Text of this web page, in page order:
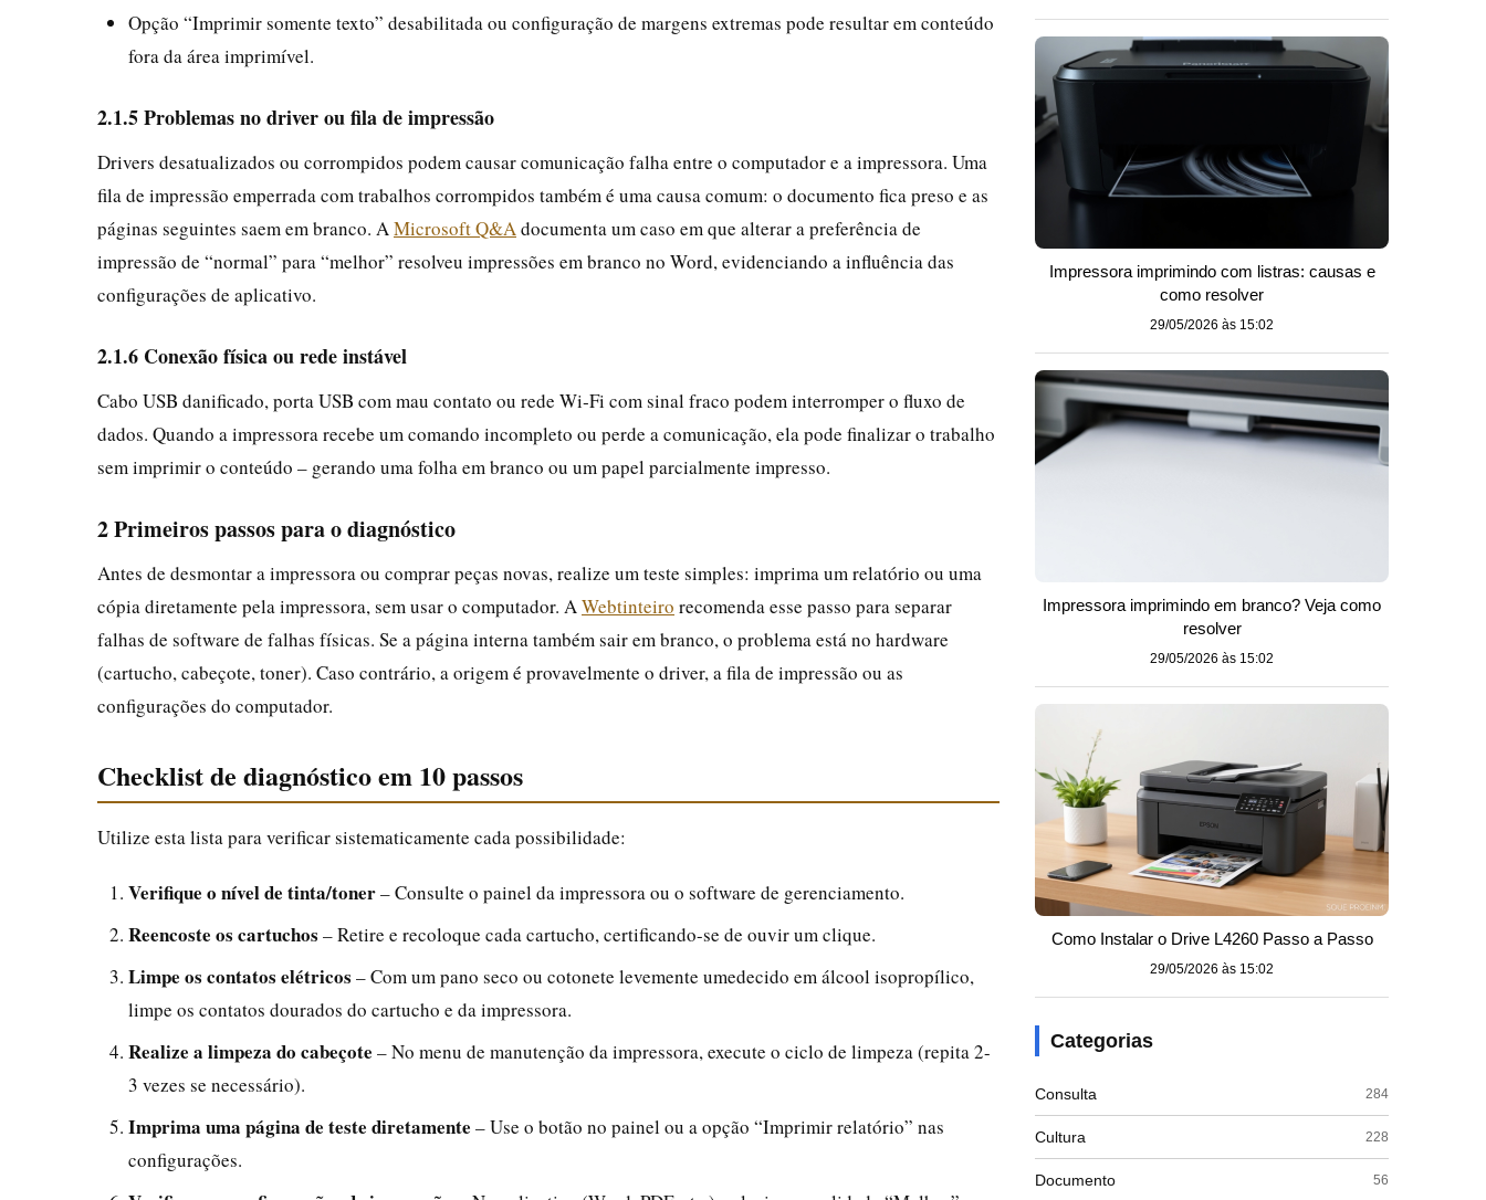
Opção “Imprimir somente texto” desabilitada ou configuração de margens extremas pode resultar em conteúdo
fora da área imprimível.
2.1.5 Problemas no driver ou fila de impressão
Drivers desatualizados ou corrompidos podem causar comunicação falha entre o computador e a impressora. Uma
fila de impressão emperrada com trabalhos corrompidos também é uma causa comum: o documento fica preso e as
páginas seguintes saem em branco. A Microsoft Q&A documenta um caso em que alterar a preferência de
impressão de “normal” para “melhor” resolveu impressões em branco no Word, evidenciando a influência das
configurações de aplicativo.
2.1.6 Conexão física ou rede instável
Cabo USB danificado, porta USB com mau contato ou rede Wi‑Fi com sinal fraco podem interromper o fluxo de
dados. Quando a impressora recebe um comando incompleto ou perde a comunicação, ela pode finalizar o trabalho
sem imprimir o conteúdo – gerando uma folha em branco ou um papel parcialmente impresso.
2 Primeiros passos para o diagnóstico
Antes de desmontar a impressora ou comprar peças novas, realize um teste simples: imprima um relatório ou uma
cópia diretamente pela impressora, sem usar o computador. A Webtinteiro recomenda esse passo para separar
falhas de software de falhas físicas. Se a página interna também sair em branco, o problema está no hardware
(cartucho, cabeçote, toner). Caso contrário, a origem é provavelmente o driver, a fila de impressão ou as
configurações do computador.
Checklist de diagnóstico em 10 passos
Utilize esta lista para verificar sistematicamente cada possibilidade:
Verifique o nível de tinta/toner– Consulte o painel da impressora ou o software de gerenciamento.
Reencoste os cartuchos – Retire e recoloque cada cartucho, certificando-se de ouvir um clique.
Limpe os contatos elétricos – Com um pano seco ou cotonete levemente umedecido em álcool isopropílico,
limpe os contatos dourados do cartucho e da impressora.
Realize a limpeza do cabeçote – No menu de manutenção da impressora, execute o ciclo de limpeza (repita 2-
3 vezes se necessário).
Imprima uma página de teste diretamente – Use o botão no painel ou a opção “Imprimir relatório” nas
configurações.
Impressora imprimindo com listras: causas e
como resolver
29/05/2026 às 15:02
Impressora imprimindo em branco? Veja como
resolver
29/05/2026 às 15:02
Como Instalar o Drive L4260 Passo a Passo
29/05/2026 às 15:02
Categorias
Consulta 284
Cultura 228
Documento 56